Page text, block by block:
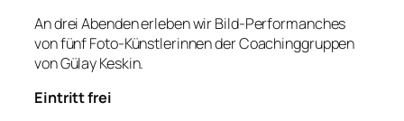
An drei Abenden erleben wir Bild-Performanches
von fünf Foto-Künstlerinnen der Coachinggruppen
von Gülay Keskin.
Eintritt frei